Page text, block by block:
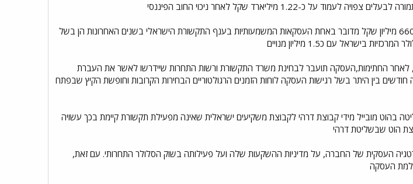
המשמעות היא שהעסקה משקפת להוט מובייל חוב פיננסי נטו של כ660 מיליון שקל מדובר באחת העסקאות המשמעותיות בענף התקשורת הישראלי בשנים האחרונות הן בשל
עם כ1.5 מיליון מנויים
החתימות,העסקה תועבר לבחינת משרד התקשורת ורשות התחרות שיידרשו לאשר את העברת
בין היתר בשל רגישות העסקה לוחות הזמנים הרגולטוריים הבחירות הקרובות וחופשת הקיץ שבפתח
מובייל מידי קבוצת דרהי לקבוצת משקיעים ישראלית שאינה מפעילת תקשורת קיימת בכך עשויה
הוט שבשליטת דרהי
העסקית של החברה, על מדיניות ההשקעות שלה ועל פעילותה בשוק הסלולר התחרותי. עם זאת,
העסקה